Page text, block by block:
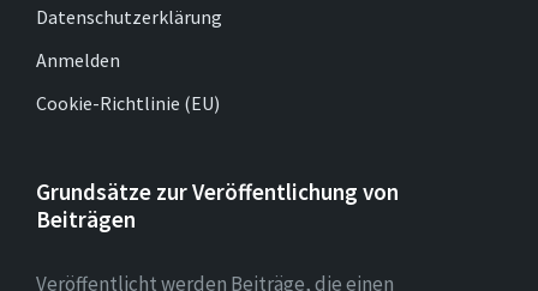
Datenschutzerklärung
Anmelden
Cookie-Richtlinie (EU)
Grundsätze zur Veröffentlichung von
Beiträgen
Veröffentlicht werden Beiträge, die einen